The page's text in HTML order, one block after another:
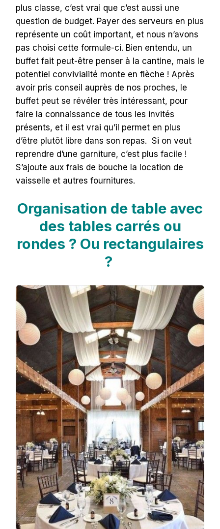
plus classe, c’est vrai que c’est aussi une
question de budget. Payer des serveurs en plus
représente un coût important, et nous n’avons
pas choisi cette formule-ci. Bien entendu, un
buffet fait peut-être penser à la cantine, mais le
potentiel convivialité monte en flèche ! Après
avoir pris conseil auprès de nos proches, le
buffet peut se révéler très intéressant, pour
faire la connaissance de tous les invités
présents, et il est vrai qu’il permet en plus
d’être plutôt libre dans son repas. Si on veut
reprendre d’une garniture, c’est plus facile !
S’ajoute aux frais de bouche la location de
vaisselle et autres fournitures.
Organisation de table avec
des tables carrés ou
rondes ? Ou rectangulaires
?